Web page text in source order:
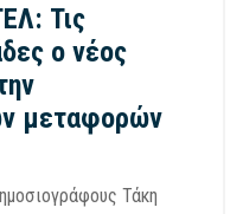
Τις
ο νέος
μεταφορών
Τάκη